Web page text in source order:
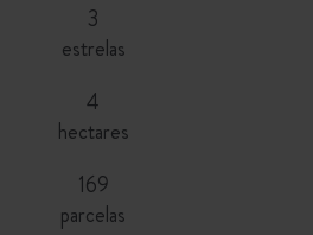
3
estrelas
4
hectares
169
parcelas